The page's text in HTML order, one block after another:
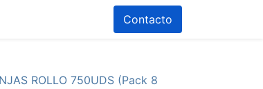
Contacto
ROLLO 750UDS (Pack 8